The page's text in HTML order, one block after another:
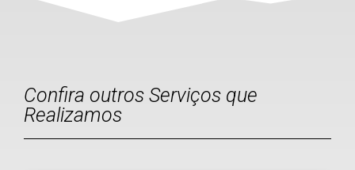
Confira outros Serviços que
Realizamos